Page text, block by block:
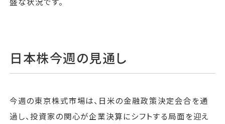
日本株今週の見通し
今週の東京株式市場は、日米の金融政策決定会合を通
過し、投資家の関心が企業決算にシフトする局面を迎え